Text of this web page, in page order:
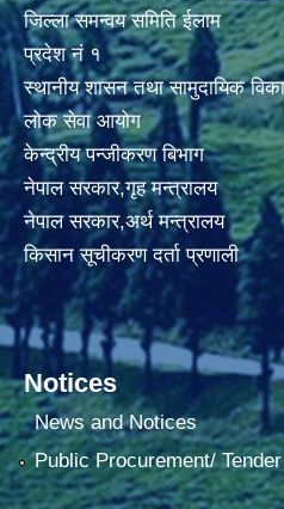
जिल्ला समन्वय समिति ईलाम
प्रदेश नं १
स्थानीय शासन तथा सामुदायिक
लोक सेवा आयोग
केन्द्रीय पन्जीकरण बिभाग
नेपाल सरकार,गृह मन्त्रालय
नेपाल सरकार,अर्थ मन्त्रालय
किसान सूचीकरण दर्ता प्रणाली
Notices
News and Notices
Public Procurement/